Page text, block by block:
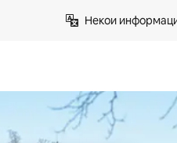
Некои